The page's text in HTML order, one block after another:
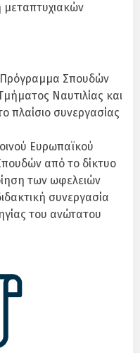
μεταπτυχιακών
Πρόγραμμα Σπουδών
Ναυτιλίας και
πλαίσιο συνεργασίας
Ευρωπαϊκού
από το δίκτυο
των ωφελειών
συνεργασία
του ανώτατου